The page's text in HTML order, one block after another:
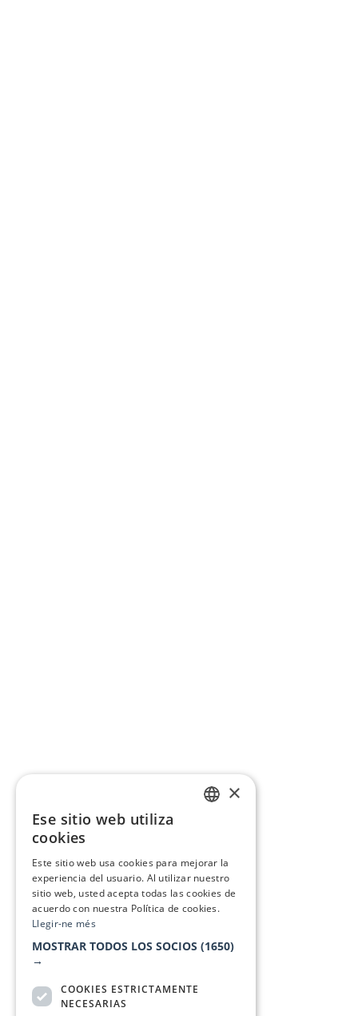
×
Ese sitio web utiliza
cookies
Este sitio web usa cookies para mejorar la
experiencia del usuario. Al utilizar nuestro
sitio web, usted acepta todas las cookies de
acuerdo con nuestra Política de cookies.
Llegir-ne més
MOSTRAR TODOS LOS SOCIOS (1650)
→
COOKIES ESTRICTAMENTE
NECESARIAS